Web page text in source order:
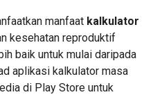
manfaat kalkulator
kesehatan reproduktif
baik untuk mulai daripada
aplikasi kalkulator masa
di Play Store untuk